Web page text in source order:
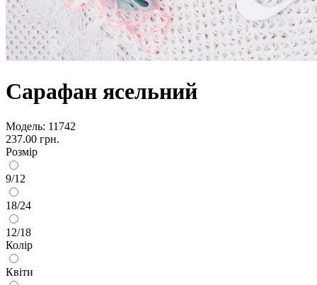
Сарафан ясельний
Модель: 11742
237.00 грн.
Розмір
9/12
18/24
12/18
Колір
Квіти